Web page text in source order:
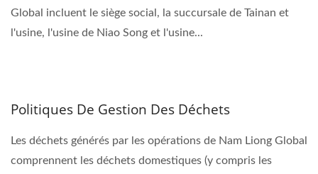
Global incluent le siège social, la succursale de Tainan et
l'usine, l'usine de Niao Song et l'usine...
Politiques De Gestion Des Déchets
Les déchets générés par les opérations de Nam Liong Global
comprennent les déchets domestiques (y compris les